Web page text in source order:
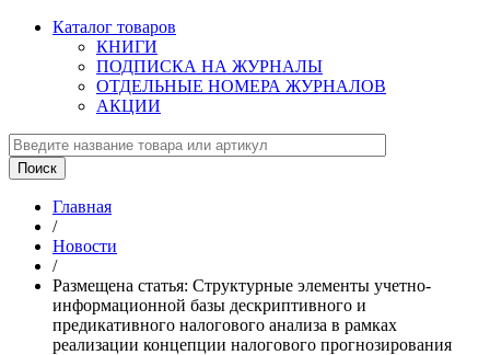
Каталог товаров
КНИГИ
ПОДПИСКА НА ЖУРНАЛЫ
ОТДЕЛЬНЫЕ НОМЕРА ЖУРНАЛОВ
АКЦИИ
Главная
/
Новости
/
Размещена статья: Структурные элементы учетно-
информационной базы дескриптивного и
предикативного налогового анализа в рамках
реализации концепции налогового прогнозирования